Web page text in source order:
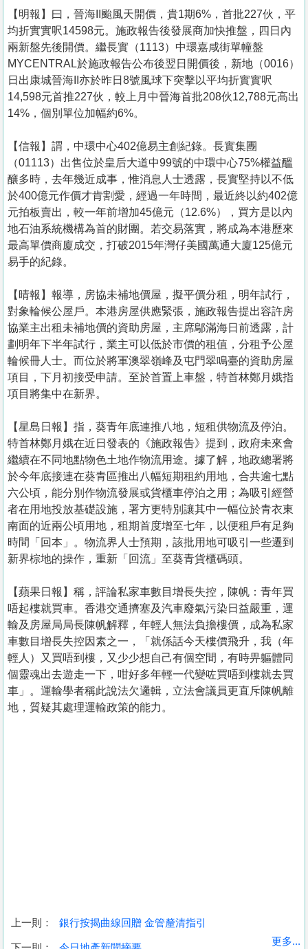
收
【明報】曰，晉海II颱風天開價，貴1期6%，首批227伙，平
均折實實呎14598元。施政報告後發展商加快推盤，四日內
兩新盤先後開價。繼長實（1113）中環嘉咸街單幢盤
MYCENTRAL於施政報告公布後翌日開價後，新地（0016）
日出康城晉海II亦於昨日8號風球下突擊以平均折實實呎
14,598元首推227伙，較上月中晉海首批208伙12,788元高出
14%，個別單位加幅約6%。
【信報】謂，中環中心402億易主創紀錄。長實集團
（01113）出售位於皇后大道中99號的中環中心75%權益醞
釀多時，去年幾近成事，惟消息人士透露，長實堅持以不低
於400億元作價才肯割愛，經過一年時間，最近終以約402億
元拍板賣出，較一年前增加45億元（12.6%），買方是以內
地石油系統機構為首的財團。若交易落實，將成為本港歷來
最高單價商廈成交，打破2015年灣仔美國萬通大廈125億元
易手的紀錄。
【晴報】報導，房協未補地價屋，擬平價分租，明年試行，
對象輪候公屋戶。本港房屋供應緊張，施政報告提出容許房
協業主出租未補地價的資助房屋，主席鄔滿海日前透露，計
劃明年下半年試行，業主可以低於市價的租值，分租予公屋
輪候冊人士。而位於將軍澳翠嶺峰及屯門翠鳴臺的資助房屋
項目，下月初接受申請。至於首置上車盤，特首林鄭月娥指
項目將集中在新界。
【星島日報】指，葵青年底連推八地，短租供物流及停泊。
特首林鄭月娥在近日發表的《施政報告》提到，政府未來會
繼續在不同地點物色土地作物流用途。據了解，地政總署將
於今年底接連在葵青區推出八幅短期租約用地，合共逾七點
六公頃，能分別作物流發展或貨櫃車停泊之用；為吸引經營
者在用地投放基礎設施，署方更特別讓其中一幅位於青衣東
南面的近兩公頃用地，租期首度增至七年，以便租戶有足夠
時間「回本」。物流界人士預期，該批用地可吸引一些遷到
新界棕地的操作，重新「回流」至葵青貨櫃碼頭。
【蘋果日報】稱，評論私家車數目增長失控，陳帆：青年買
唔起樓就買車。香港交通擠塞及汽車廢氣污染日益嚴重，運
輸及房屋局局長陳帆解釋，年輕人無法負擔樓價，成為私家
車數目增長失控因素之一，「就係話今天樓價飛升，我（年
輕人）又買唔到樓，又少少想自己有個空間，有時畀軀體同
個靈魂出去遊走一下，咁好多年輕一代變咗買唔到樓就去買
車」。運輸學者稱此說法欠邏輯，立法會議員更直斥陳帆離
地，質疑其處理運輸政策的能力。
上一則： 銀行按揭曲線回贈 金管釐清指引
更多...